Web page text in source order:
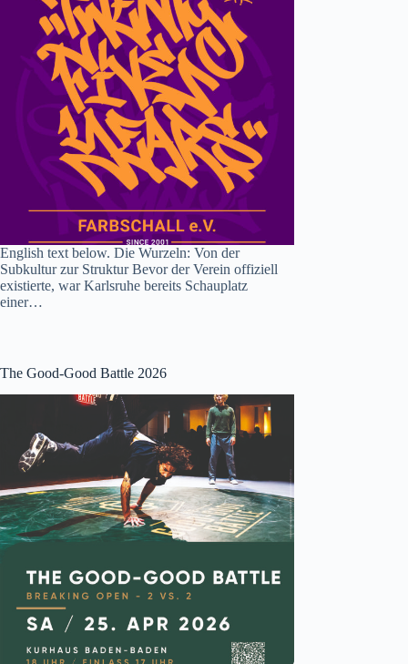
English text below. Die Wurzeln: Von der
Subkultur zur Struktur Bevor der Verein offiziell
existierte, war Karlsruhe bereits Schauplatz
einer…
The Good-Good Battle 2026